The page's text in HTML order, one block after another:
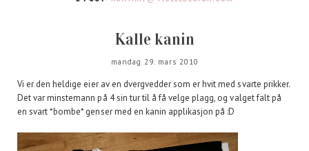
Kalle kanin
mandag 29. mars 2010
Vi er den heldige eier av en dvergvedder som er hvit med svarte prikker.
Det var minstemann på 4 sin tur til å få velge plagg, og valget falt på
en svart *bombe* genser med en kanin applikasjon på :D